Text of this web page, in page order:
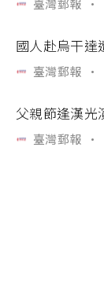
臺灣郵報 ·
國人赴烏干達
臺灣郵報 ·
父親節逢漢
臺灣郵報 ·